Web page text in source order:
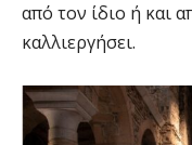
από τον ίδιο ή και
καλλιεργήσει.